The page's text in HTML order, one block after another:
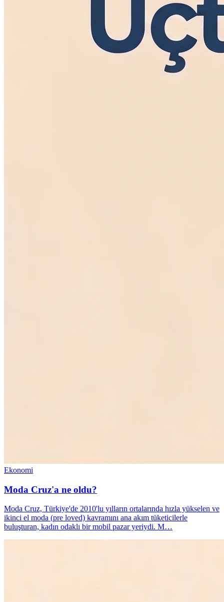
Ekonomi
Moda Cruz'a ne oldu?
Moda Cruz, Türkiye'de 2010'lu yılların ortalarında hızla yükselen ve
ikinci el moda (pre loved) kavramını ana akım tüketicilerle
buluşturan, kadın odaklı bir mobil pazar yeriydi. M…